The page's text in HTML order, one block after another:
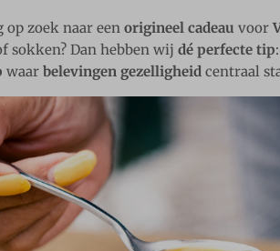
op zoek naar een origineel cadeau voor
sokken? Dan hebben wij dé perfecte tip
waar belevingen gezelligheid centraal